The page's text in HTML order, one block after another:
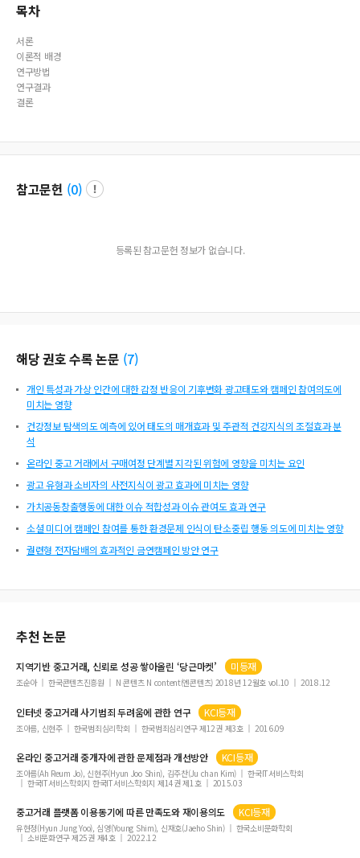
목차
서론
이론적 배경
연구방법
연구결과
결론
참고문헌 (0)
등록된 참고문헌 정보가 없습니다.
해당 권호 수록 논문 (7)
개인 특성과 가상 인간에 대한 감정 반응이 기후변화 광고태도와 캠페인 참여의도에
미치는 영향
건강정보 탐색의도 예측에 있어 태도의 매개효과 및 주관적 건강지식의 조절효과 분
석
온라인 중고 거래에서 구매여정 단계별 지각된 위험에 영향을 미치는 요인
광고 유형과 소비자의 사전지식이 광고 효과에 미치는 영향
가치공동창출행동에 대한 이슈 적합성과 이슈 관여도 효과 연구
소셜 미디어 캠페인 참여를 통한 환경문제 인식이 탄소중립 행동 의도에 미치는 영향
궐련형 전자담배의 효과적인 금연캠페인 방안 연구
추천 논문
지역기반중고거래, 신뢰로 성공 쌓아올린 ‘당근마켓’ 미등재
조순아 한국콘텐츠진흥원 N 콘텐츠 N content(엔콘텐츠) 2018년 12월호 vol.10 2018.12
인터넷 중고거래사기범죄 두려움에 관한 연구 KCI등재
조아름, 신현주 한국범죄심리학회 한국범죄심리연구 제12권 제3호 2016.09
온라인 중고거래중개자에 관한 문제점과 개선방안 KCI등재
조아름(Ah Reum Jo), 신현주(Hyun Joo Shin), 김주찬(Ju chan Kim)
한국IT서비스학회
한국IT서비스학회지 한국IT서비스학회지 제14권 제1호
2015.03
중고거래 플랫폼 이용동기에 따른 만족도와 재이용의도 KCI등재
유현정(Hyun Jung Yoo), 심영(Young Shim), 신재호(Jaeho Shin)
한국소비문화학회
소비문화연구 제25권 제4호
2022.12